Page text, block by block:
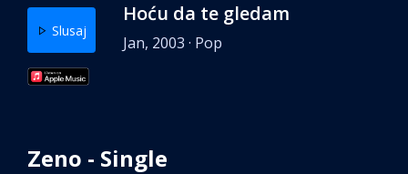
Slusaj
Hoću da te gledam
Jan, 2003 · Pop
Zeno - Single